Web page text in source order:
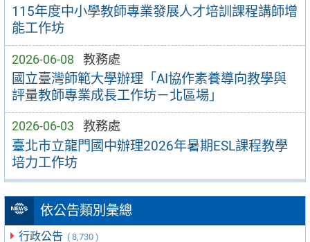
115年度中小學教師專業發展人才培訓課程講師增
能工作坊
2026-06-08 教務處
國立臺灣師範大學辦理「AI協作素養導向教學與
評量教師專業成長工作坊－北區場」
2026-06-03 教務處
臺北市立龍門國中辦理2026年暑期ESL課程教學
培力工作坊
依公告類別彙總
行政公告 ( 8,730 )